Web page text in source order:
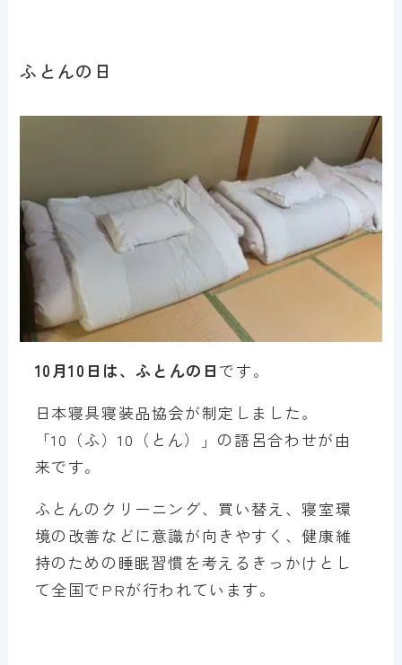
ふとんの日
10月10日は、ふとんの日 です。
日本寝具寝装品協会が制定しました。
「10（ふ）10（とん）」の語呂合わせが由
来です。
ふとんのクリーニング、買い替え、寝室環
境の改善などに意識が向きやすく、健康維
持のための睡眠習慣を考えるきっかけとし
て全国でPRが行われています。